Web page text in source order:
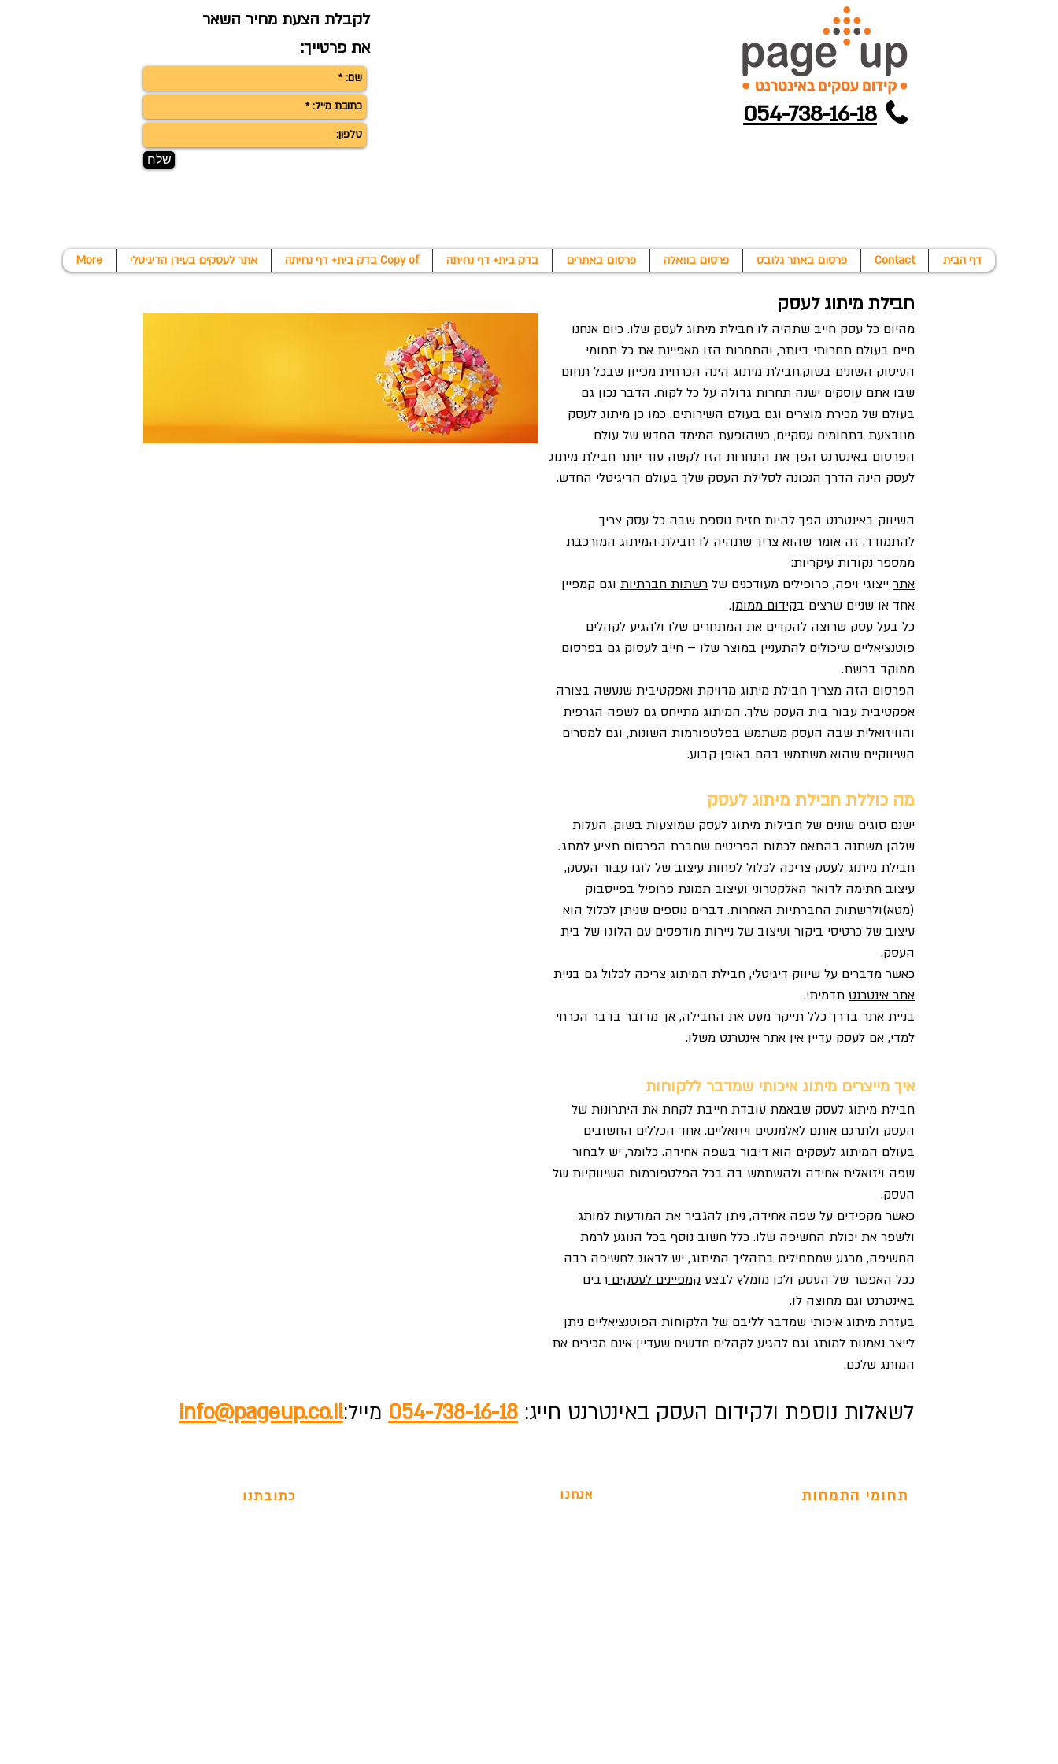
לקבלת הצעת מחיר השאר
את פרטייך:
שלח
054-738-16-18
דף הבית Contact פרסום באתר גלובס פרסום בוואלה פרסום באתרים בדק בית+ דף נחיתה Copy of בדק בית+ דף נחיתה אתר לעסקים בעידן הדיגיטלי More
חבילת מיתוג לעסק
מהיום כל עסק חייב שתהיה לו חבילת מיתוג לעסק שלו. כיום אנחנו
חיים בעולם תחרותי ביותר, והתחרות הזו מאפיינת את כל תחומי
העיסוק השונים בשוק.חבילת מיתוג הינה הכרחית מכייון שבכל תחום
שבו אתם עוסקים ישנה תחרות גדולה על כל לקוח. הדבר נכון גם
בעולם של מכירת מוצרים וגם בעולם השירותים. כמו כן מיתוג לעסק
מתבצעת בתחומים עסקיים, כשהופעת המימד החדש של עולם
הפרסום באינטרנט הפך את התחרות הזו לקשה עוד יותר חבילת מיתוג
לעסק הינה הדרך הנכונה לסלילת העסק שלך בעולם הדיגיטלי החדש.
השיווק באינטרנט הפך להיות חזית נוספת שבה כל עסק צריך
להתמודד. זה אומר שהוא צריך שתהיה לו חבילת המיתוג המורכבת
ממספר נקודות עיקריות:
אתר ייצוגי ויפה, פרופילים מעודכנים של רשתות חברתיות וגם קמפיין
אחד או שניים שרצים בקידום ממומן.
כל בעל עסק שרוצה להקדים את המתחרים שלו ולהגיע לקהלים
פוטנציאליים שיכולים להתעניין במוצר שלו – חייב לעסוק גם בפרסום
ממוקד ברשת.
הפרסום הזה מצריך חבילת מיתוג מדויקת ואפקטיבית שנעשה בצורה
אפקטיבית עבור בית העסק שלך. המיתוג מתייחס גם לשפה הגרפית
והוויזואלית שבה העסק משתמש בפלטפורמות השונות, וגם למסרים
השיווקיים שהוא משתמש בהם באופן קבוע.
מה כוללת חבילת מיתוג לעסק
ישנם סוגים שונים של חבילות מיתוג לעסק שמוצעות בשוק. העלות
שלהן משתנה בהתאם לכמות הפריטים שחברת הפרסום תציע למתג.
חבילת מיתוג לעסק צריכה לכלול לפחות עיצוב של לוגו עבור העסק,
עיצוב חתימה לדואר האלקטרוני ועיצוב תמונת פרופיל בפייסבוק
(מטא)ולרשתות החברתיות האחרות. דברים נוספים שניתן לכלול הוא
עיצוב של כרטיסי ביקור ועיצוב של ניירות מודפסים עם הלוגו של בית
העסק.
כאשר מדברים על שיווק דיגיטלי, חבילת המיתוג צריכה לכלול גם בניית
אתר אינטרנט תדמיתי.
בניית אתר בדרך כלל תייקר מעט את החבילה, אך מדובר בדבר הכרחי
למדי, אם לעסק עדיין אין אתר אינטרנט משלו.
איך מייצרים מיתוג איכותי שמדבר ללקוחות
חבילת מיתוג לעסק שבאמת עובדת חייבת לקחת את היתרונות של
העסק ולתרגם אותם לאלמנטים ויזואליים. אחד הכללים החשובים
בעולם המיתוג לעסקים הוא דיבור בשפה אחידה. כלומר, יש לבחור
שפה ויזואלית אחידה ולהשתמש בה בכל הפלטפורמות השיווקיות של
העסק.
כאשר מקפידים על שפה אחידה, ניתן להגביר את המודעות למותג
ולשפר את יכולת החשיפה שלו. כלל חשוב נוסף בכל הנוגע לרמת
החשיפה, מרגע שמתחילים בתהליך המיתוג, יש לדאוג לחשיפה רבה
ככל האפשר של העסק ולכן מומלץ לבצע קמפיינים לעסקים רבים
באינטרנט וגם מחוצה לו.
בעזרת מיתוג איכותי שמדבר לליבם של הלקוחות הפוטנציאליים ניתן
לייצר נאמנות למותג וגם להגיע לקהלים חדשים שעדיין אינם מכירים את
המותג שלכם.
לשאלות נוספת ולקידום העסק באינטרנט חייג: 054-738-16-18 מייל:
info@pageup.co.il
כתובתנו
אנחנו תחומי התמחות